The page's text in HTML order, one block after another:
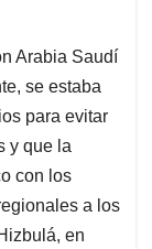
Arabia Saudí
se estaba
para evitar
y que la
con los
a los
en